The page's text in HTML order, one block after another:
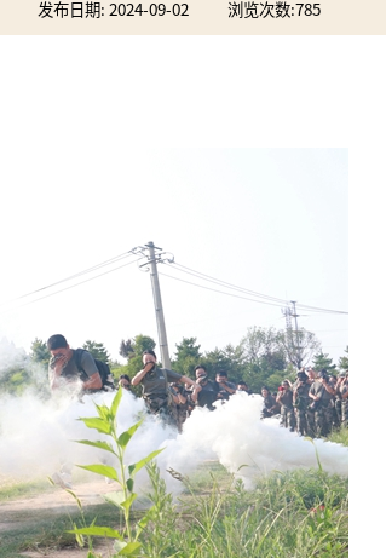
发布日期: 2024-09-02 浏览次数:785